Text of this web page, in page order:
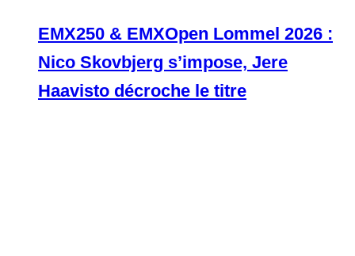
EMX250 & EMXOpen Lommel 2026 :
Nico Skovbjerg s’impose, Jere
Haavisto décroche le titre